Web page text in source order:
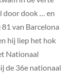
door dook … en
van Barcelona
hij liep het hok
Nationaal
de 36e nationaal